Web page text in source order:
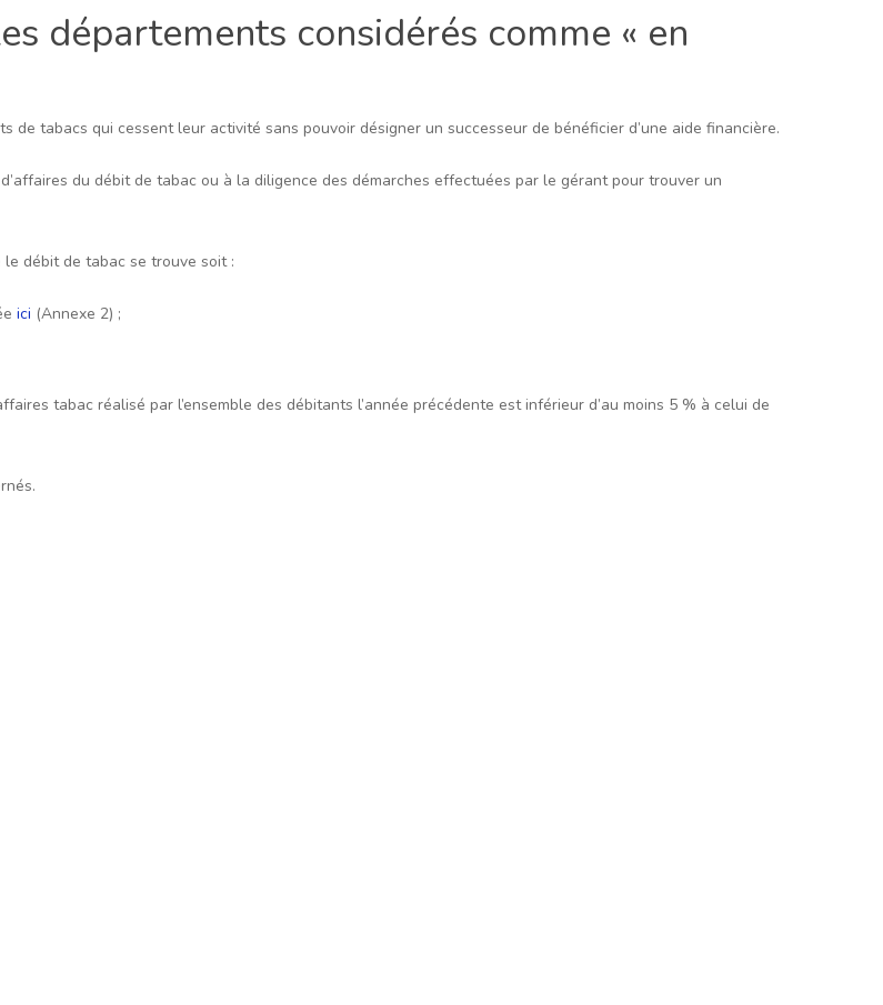
départements considérés comme « en
tabacs qui cessent leur activité sans pouvoir désigner un successeur de bénéficier d’une aide financière.
du débit de tabac ou à la diligence des démarches effectuées par le gérant pour trouver un
débit de tabac se trouve soit :
ici (Annexe 2) ;
tabac réalisé par l’ensemble des débitants l’année précédente est inférieur d’au moins 5 % à celui de